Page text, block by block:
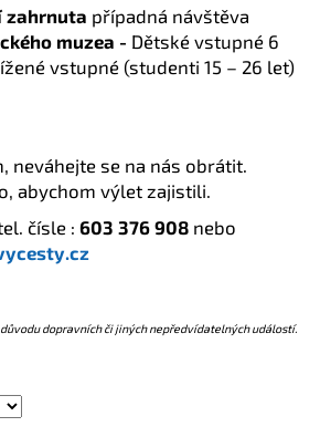
zahrnuta případná návštěva
muzea - Dětské vstupné 6
vstupné (studenti 15 – 26 let)
neváhejte se na nás obrátit.
abychom výlet zajistili.
čísle : 603 376 908 nebo
dopravních či jiných nepředvídatelných událostí.